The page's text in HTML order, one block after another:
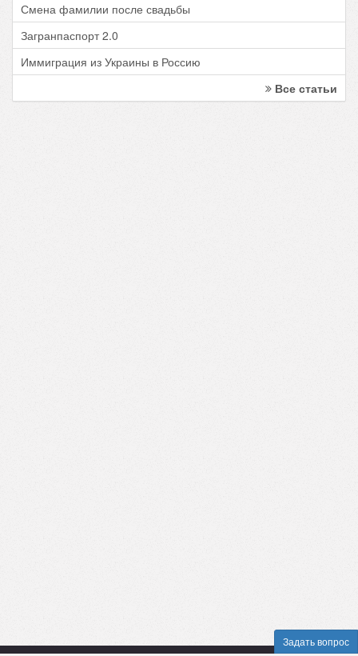
Смена фамилии после свадьбы
Загранпаспорт 2.0
Иммиграция из Украины в Россию
Все статьи
Задать вопрос